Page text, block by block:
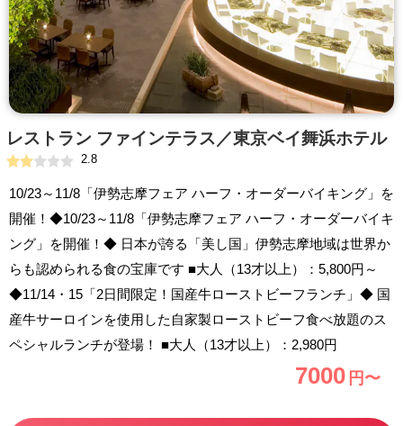
レストラン ファインテラス／東京ベイ舞浜ホテル
2.8
10/23～11/8「伊勢志摩フェア ハーフ・オーダーバイキング」を
開催！◆10/23～11/8「伊勢志摩フェア ハーフ・オーダーバイキ
ング」を開催！◆ 日本が誇る「美し国」伊勢志摩地域は世界か
らも認められる食の宝庫です ■大人（13才以上）：5,800円～
◆11/14・15「2日間限定！国産牛ローストビーフランチ」◆ 国
産牛サーロインを使用した自家製ローストビーフ食べ放題のス
ペシャルランチが登場！ ■大人（13才以上）：2,980円
7000 円〜